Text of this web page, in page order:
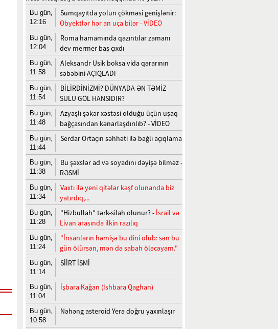
Bu gün,
12:16
Sumqayıtda yolun çökməsi genişlənir:
Obyektlər hər an uça bilər - VİDEO
Bu gün,
12:04
Roma hamamında qazıntılar zamanı
dev mermer baş çıxdı
Bu gün,
11:58
Aleksandr Usik boksa vida qərarının
səbəbini AÇIQLADI
Bu gün,
11:54
BİLİRDİNİZMİ? DÜNYADA ƏN TƏMİZ
SULU GÖL HANSIDIR?
Bu gün,
11:48
Azyaşlı şəkər xəstəsi olduğu üçün uşaq
bağçasından kənarlaşdırılıb? - VİDEO
Bu gün,
11:44
Serdar Ortaçın səhhəti ilə bağlı açıqlama
Bu gün,
11:38
Bu şəxslər ad və soyadını dəyişə bilməz -
RƏSMİ
Bu gün,
11:34
Vaxtı ilə yeni qitələr kəşf olunanda biz
yatırdıq,...
Bu gün,
11:28
"Hizbullah" tərk-silah olunur? - İsrail və
Livan arasında ilkin razılıq
Bu gün,
11:24
"İnsanların həmişə bu dini olub: sən bu
gün ölürsən, mən də sabah öləcəyəm."
Bu gün,
11:14
SİİRT İSMİ
Bu gün,
11:04
İşbara Kağan (Ishbara Qaghan)
Bu gün,
10:58
Nəhəng asteroid Yerə doğru yaxınlaşır